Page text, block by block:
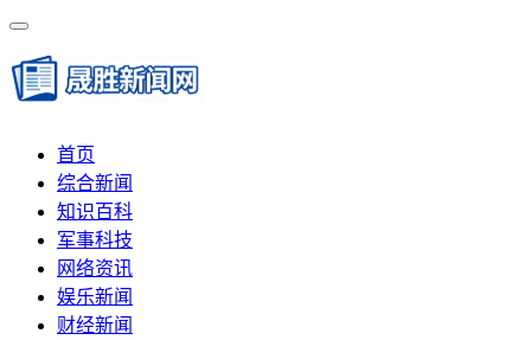
首页
综合新闻
知识百科
军事科技
网络资讯
娱乐新闻
财经新闻